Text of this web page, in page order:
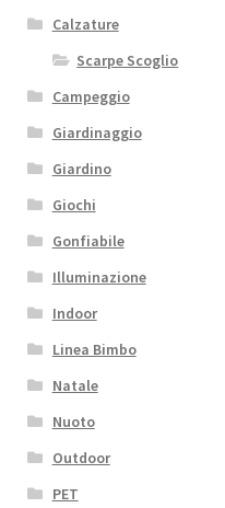
Calzature
Scarpe Scoglio
Campeggio
Giardinaggio
Giardino
Giochi
Gonfiabile
Illuminazione
Indoor
Linea Bimbo
Natale
Nuoto
Outdoor
PET